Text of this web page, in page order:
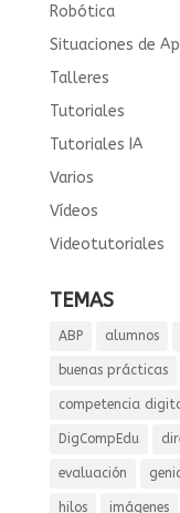
Robótica
Situaciones de
Talleres
Tutoriales
Tutoriales IA
Varios
Vídeos
Videotutoriales
TEMAS
ABP alumnos
buenas prácticas
competencia
DigCompEdu
evaluación
hilos imágenes